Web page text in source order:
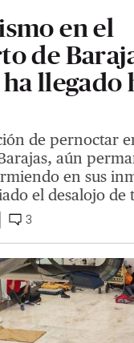
en el
de
ha llegado
de pernoctar
aún
en sus
el desalojo de
3